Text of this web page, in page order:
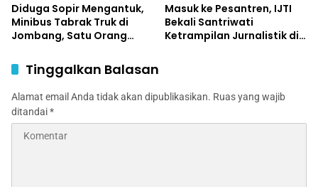
Diduga Sopir Mengantuk,
Minibus Tabrak Truk di
Jombang, Satu Orang
Masuk ke Pesantren, IJTI
Bekali Santriwati
Ketrampilan Jurnalistik di
Tinggalkan Balasan
Alamat email Anda tidak akan dipublikasikan. Ruas yang wajib
ditandai*